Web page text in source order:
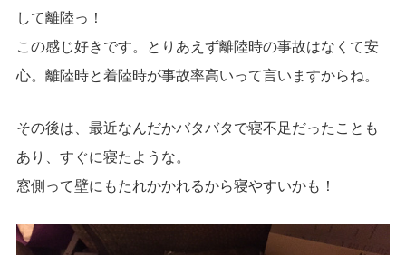
して離陸っ！
この感じ好きです。とりあえず離陸時の事故はなくて安
心。離陸時と着陸時が事故率高いって言いますからね。
その後は、最近なんだかバタバタで寝不足だったことも
あり、すぐに寝たような。
窓側って壁にもたれかかれるから寝やすいかも！